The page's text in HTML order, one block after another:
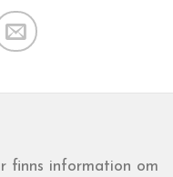
finns information om